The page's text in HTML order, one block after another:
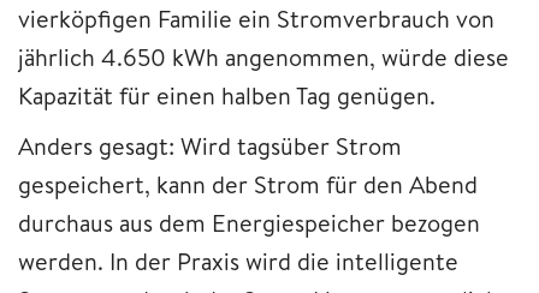
vierköpfigen Familie ein Stromverbrauch von
jährlich 4.650 kWh angenommen, würde diese
Kapazität für einen halben Tag genügen.
Anders gesagt: Wird tagsüber Strom
gespeichert, kann der Strom für den Abend
durchaus aus dem Energiespeicher bezogen
werden. In der Praxis wird die intelligente